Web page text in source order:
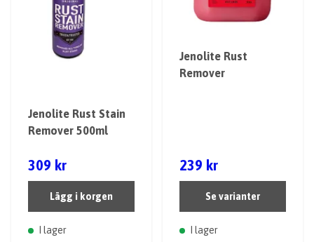
Jenolite Rust Stain
Remover 500ml
309 kr
Lägg i korgen
I lager
Jenolite Rust
Remover
239 kr
Se varianter
I lager